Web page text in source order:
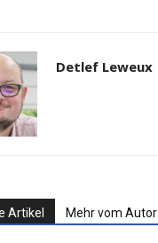
Detlef Leweux
Artikel Mehr vom Autor